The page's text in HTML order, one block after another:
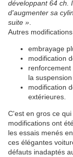
développant 64 ch.
d'augmenter sa
suite »
Autres
embrayage
modification
la
modification
extérieures.
C'est en gros ce
modifications ont
les essais menés
ces élégantes
défauts inadaptés